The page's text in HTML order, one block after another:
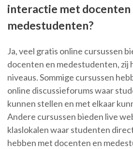
interactie met
medestudenten?
Ja, veel gratis online cursussen
docenten en medestudenten, zij
niveaus. Sommige cursussen
online discussieforums waar
kunnen stellen en met elkaar
Andere cursussen bieden live
klaslokalen waar studenten
hebben met docenten en